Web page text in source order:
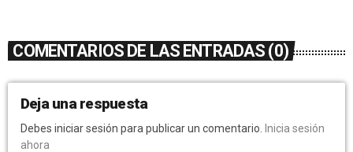
COMENTARIOS DE LAS ENTRADAS (0)
Deja una respuesta
Debes iniciar sesión para publicar un comentario.
Inicia sesión
ahora